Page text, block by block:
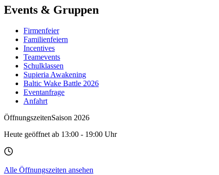
Events & Gruppen
Firmenfeier
Familienfeiern
Incentives
Teamevents
Schulklassen
Supieria Awakening
Baltic Wake Battle 2026
Eventanfrage
Anfahrt
ÖffnungszeitenSaison 2026
Heute geöffnet ab 13:00 - 19:00 Uhr
Alle Öffnungszeiten ansehen